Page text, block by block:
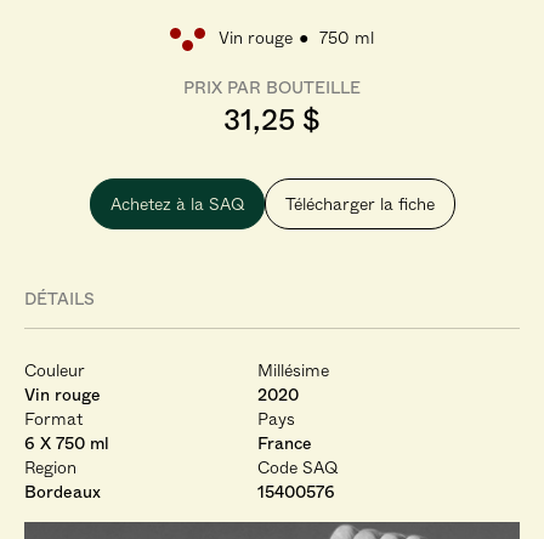
Vin rouge 750 ml
PRIX PAR BOUTEILLE
31,25 $
Achetez à la SAQ Télécharger la fiche
DÉTAILS
Couleur
Vin rouge
Millésime
2020
Format
6 X 750 ml
Pays
France
Region
Bordeaux
Code SAQ
15400576